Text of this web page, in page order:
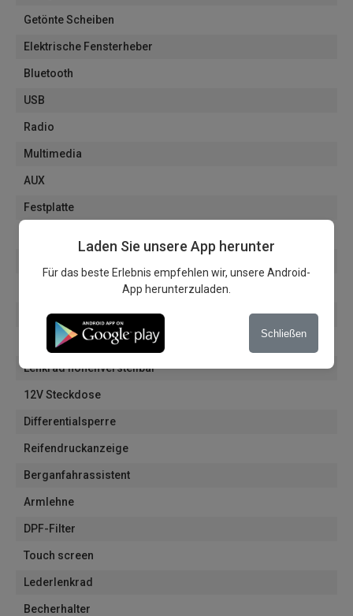
Getönte Scheiben
Elektrische Fensterheber
Bluetooth
USB
Radio
Multimedia
AUX
Festplatte
ISOFIX System
Fahrmodi
Lenkrad höhenverstellbar
12V Steckdose
Differentialsperre
Reifendruckanzeige
Berganfahrassistent
Armlehne
DPF-Filter
Touch screen
Lederlenkrad
Becherhalter
Laden Sie unsere App herunter
Für das beste Erlebnis empfehlen wir, unsere Android-
App herunterzuladen.
Schließen